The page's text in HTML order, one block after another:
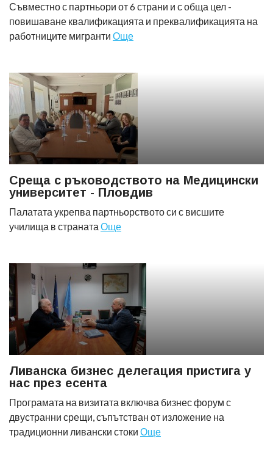
Съвместно с партньори от 6 страни и с обща цел -
повишаване квалификацията и преквалификацията на
работниците мигранти Още
Среща с ръководството на Медицински
университет - Пловдив
Палатата укрепва партньорството си с висшите
училища в страната Още
Ливанска бизнес делегация пристига у
нас през есента
Програмата на визитата включва бизнес форум с
двустранни срещи, съпътстван от изложение на
традиционни ливански стоки Още